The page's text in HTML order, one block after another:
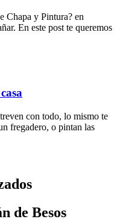
Chapa y Pintura? en
En este post te queremos
con todo, lo mismo te
fregadero, o pintan las
de Besos